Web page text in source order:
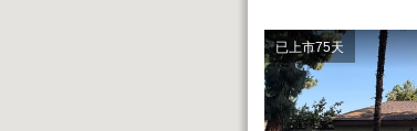
已上市75天